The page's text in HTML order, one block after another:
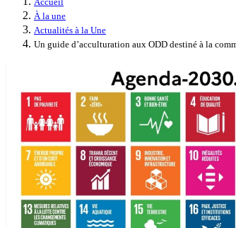
Accueil
À la une
Actualités à la Une
Un guide d’acculturation aux ODD destiné à la